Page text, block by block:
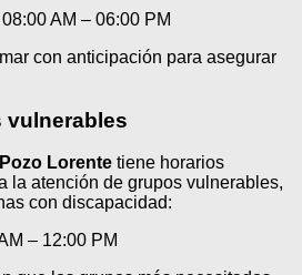
08:00 AM – 06:00 PM
con anticipación para asegurar
vulnerables
Lorente tiene horarios
la atención de grupos vulnerables,
con discapacidad:
– 12:00 PM